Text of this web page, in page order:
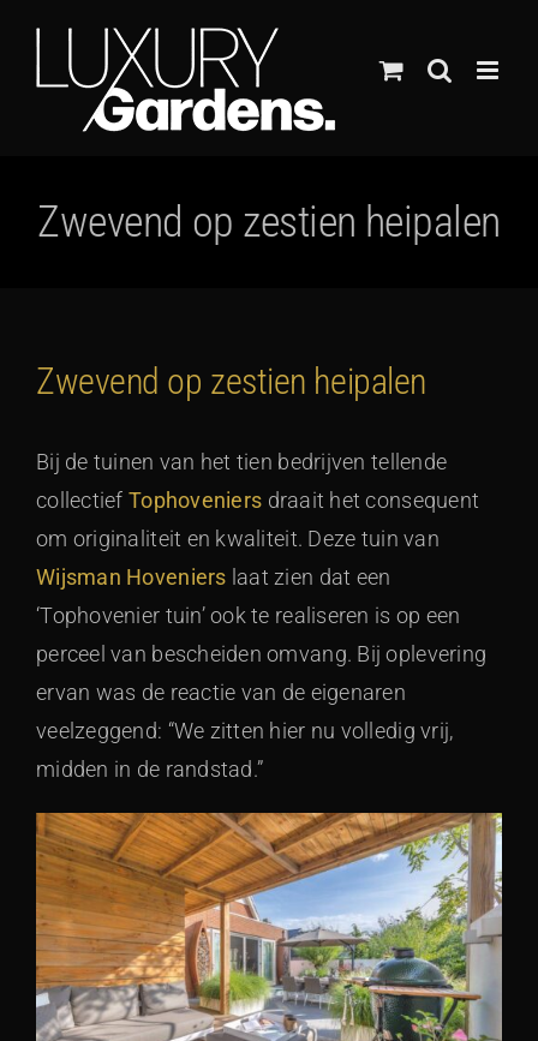
inhoud
Zwevend op zestien heipalen
Zwevend op zestien heipalen
Bij de tuinen van het tien bedrijven tellende
collectief Tophoveniers draait het consequent
om originaliteit en kwaliteit. Deze tuin van
Wijsman Hoveniers laat zien dat een
‘Tophovenier tuin’ ook te realiseren is op een
perceel van bescheiden omvang. Bij oplevering
ervan was de reactie van de eigenaren
veelzeggend: “We zitten hier nu volledig vrij,
midden in de randstad.”